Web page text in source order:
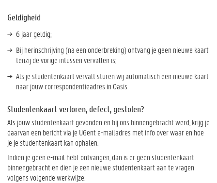
Geldigheid
6 jaar geldig;
Bij herinschrijving (na een onderbreking) ontvang je geen nieuwe kaart
tenzij de vorige intussen vervallen is;
Als je studentenkaart vervalt sturen wij automatisch een nieuwe kaart
naar jouw correspondentieadres in Oasis.
Studentenkaart verloren, defect, gestolen?
Als jouw studentenkaart gevonden en bij ons binnengebracht werd, krijg je
daarvan een bericht via je UGent e-mailadres met info over waar en hoe
je je studentenkaart kan ophalen.
Indien je geen e-mail hebt ontvangen, dan is er geen studentenkaart
binnengebracht en dien je een nieuwe studentenkaart aan te vragen
volgens volgende werkwijze: